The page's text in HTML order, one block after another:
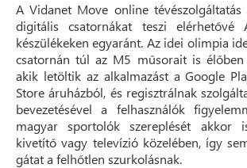
A Vidanet Move online tévészolgáltatás
digitális csatornákat teszi elérhetővé
készülékeken egyaránt. Az idei olimpia
csatornán túl az M5 műsorait is élőben
akik letöltik az alkalmazást a Google
Store áruházból, és regisztrálnak
bevezetésével a felhasználók
magyar sportolók szereplését akkor
kivetítő vagy televízió közelében, így
gátat a felhőtlen szurkolásnak.